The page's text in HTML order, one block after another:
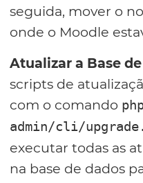
seguida, mover o
onde o Moodle
Atualizar a Base
scripts de
com o comando
admin/cli/
executar todas as
na base de dados